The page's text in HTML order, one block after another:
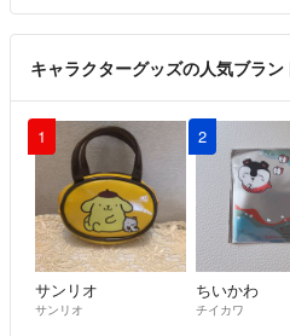
キャラクターグッズの人気ブラ
1
サンリオ
サンリオ
2
ちいかわ
チイカワ